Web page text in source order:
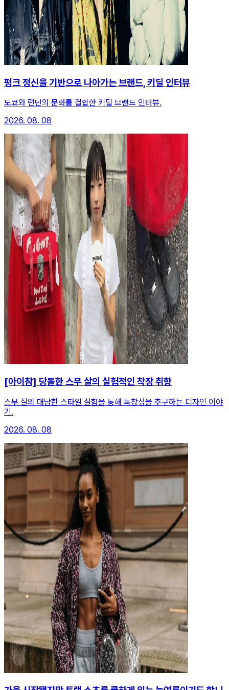
펑크 정신을 기반으로 나아가는 브랜드, 키딜 인터뷰
도쿄와 런던의 문화를 결합한 키딜 브랜드 인터뷰.
2026. 08. 08
[아이참] 당돌한 스무 살의 실험적인 착장 취향
스무 살의 대담한 스타일 실험을 통해 독창성을 추구하는 디자인 이야
기.
2026. 08. 08